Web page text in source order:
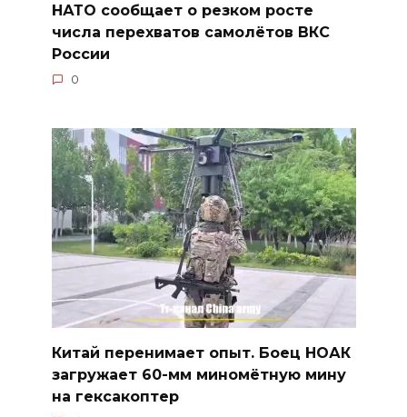
НАТО сообщает о резком росте
числа перехватов самолётов ВКС
России
0
Китай перенимает опыт. Боец НОАК
загружает 60-мм миномётную мину
на гексакоптер